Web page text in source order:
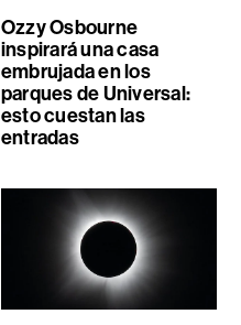
Ozzy Osbourne
inspirará una casa
embrujada en los
parques de Universal:
esto cuestan las
entradas